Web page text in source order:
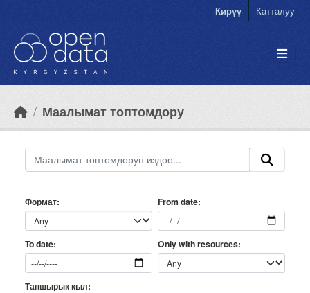
Кирүү Катталуу
Маалымат топтомдору
Формат From date
To date Only with resources
Тапшырык кыл